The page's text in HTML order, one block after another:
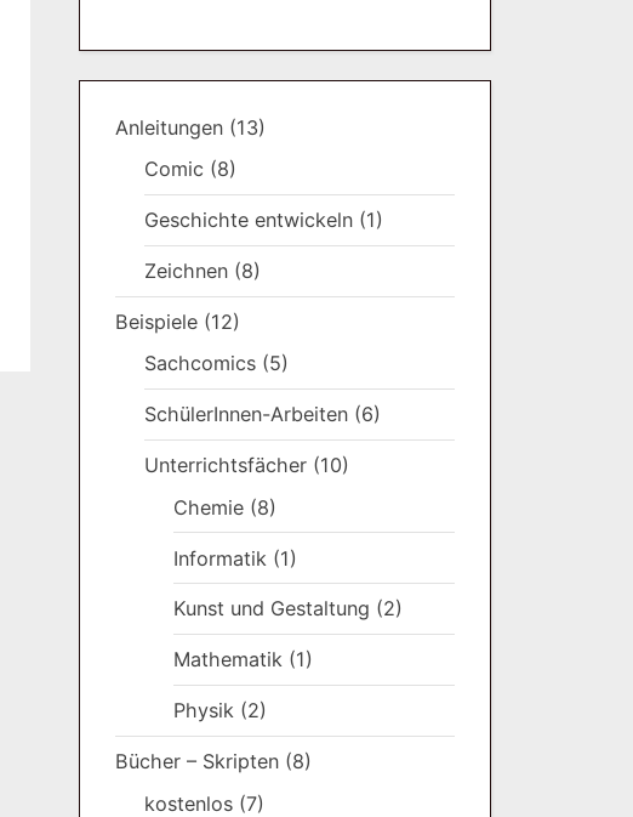
Anleitungen (13)
Comic (8)
Geschichte entwickeln (1)
Zeichnen (8)
Beispiele (12)
Sachcomics (5)
SchülerInnen-Arbeiten (6)
Unterrichtsfächer (10)
Chemie (8)
Informatik (1)
Kunst und Gestaltung (2)
Mathematik (1)
Physik (2)
Bücher – Skripten (8)
kostenlos (7)